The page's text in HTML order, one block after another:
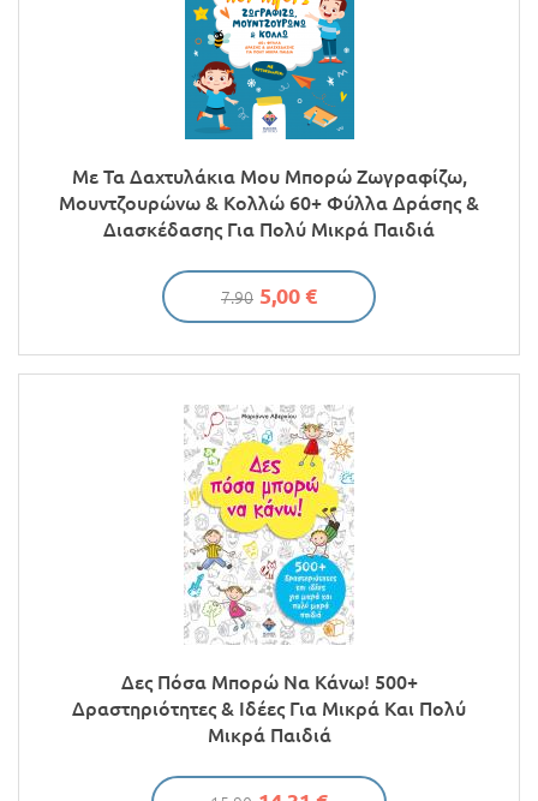
Με Τα Δαχτυλάκια Μου Μπορώ Ζωγραφίζω,
Μουντζουρώνω & Κολλώ 60+ Φύλλα Δράσης &
Διασκέδασης Για Πολύ Μικρά Παιδιά
7.90 5,00 €
Δες Πόσα Μπορώ Να Κάνω! 500+
Δραστηριότητες & Ιδέες Για Μικρά Και Πολύ
Μικρά Παιδιά